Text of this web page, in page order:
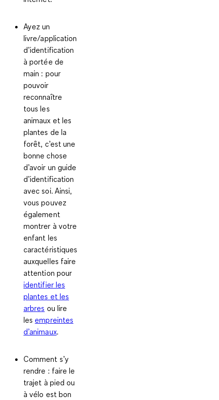
Ayez un
livre/application
d’identification
à portée de
main : pour
pouvoir
reconnaître
tous les
animaux et les
plantes de la
forêt, c’est une
bonne chose
d’avoir un guide
d’identification
avec soi. Ainsi,
vous pouvez
également
montrer à votre
enfant les
caractéristiques
auxquelles faire
attention pour
identifier les
plantes et les
arbres ou lire
lesempreintes
d’animaux.
Comment s’y
rendre : faire le
trajet à pied ou
à vélo est bon